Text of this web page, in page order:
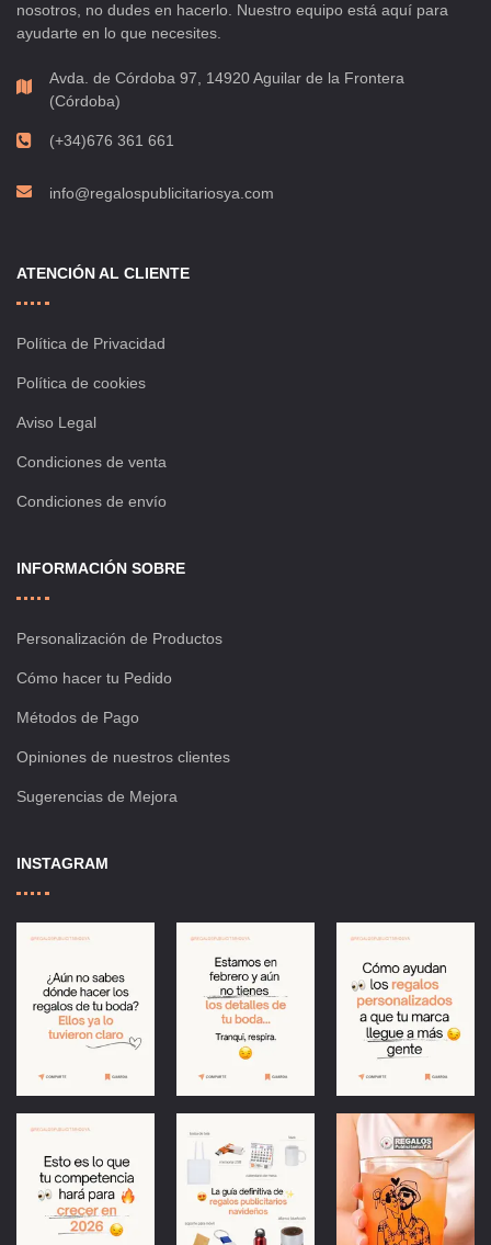
nosotros, no dudes en hacerlo. Nuestro equipo está aquí para
ayudarte en lo que necesites.
Avda. de Córdoba 97, 14920 Aguilar de la Frontera
(Córdoba)
(+34)676 361 661
info@regalospublicitariosya.com
ATENCIÓN AL CLIENTE
Política de Privacidad
Política de cookies
Aviso Legal
Condiciones de venta
Condiciones de envío
INFORMACIÓN SOBRE
Personalización de Productos
Cómo hacer tu Pedido
Métodos de Pago
Opiniones de nuestros clientes
Sugerencias de Mejora
INSTAGRAM